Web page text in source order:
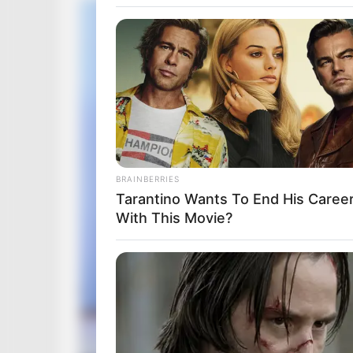
BRAINBERRIES
Tarantino Wants To End His
With This Movie?
BRAINBERRIES
Most People Don't Know That
Celebrities Are Muslim